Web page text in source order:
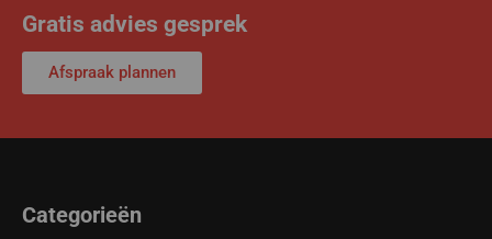
Gratis advies gesprek
Afspraak plannen
Categorieën